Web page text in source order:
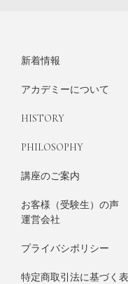
新着情報
アカデミーについて
HISTORY
PHILOSOPHY
講座のご案内
お客様（受験生）の声
運営会社
プライバシポリシー
特定商取引法に基づく